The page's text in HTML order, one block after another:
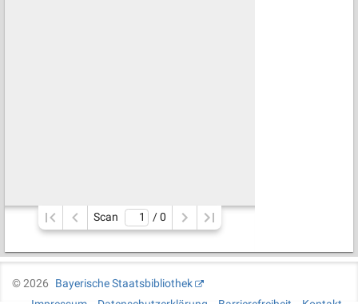
Scan / 0
©2026
Bayerische Staatsbibliothek